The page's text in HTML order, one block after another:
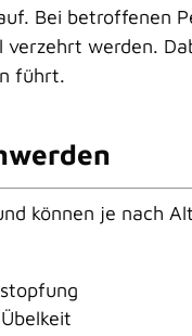
Bei betroffenen
werden.
führt.
können je nach